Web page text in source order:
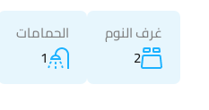
غرف النوم
2
الحمامات
1